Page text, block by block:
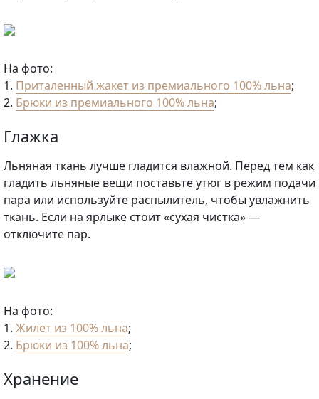
На фото:
1. Приталенный жакет из премиального 100% льна;
2. Брюки из премиального 100% льна;
Глажка
Льняная ткань лучше гладится влажной. Перед тем как
гладить льняные вещи поставьте утюг в режим подачи
пара или используйте распылитель, чтобы увлажнить
ткань. Если на ярлыке стоит «сухая чистка» —
отключите пар.
На фото:
1. Жилет из 100% льна;
2. Брюки из 100% льна;
Хранение